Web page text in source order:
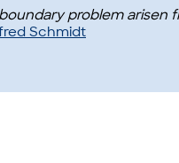
problem arisen
Schmidt